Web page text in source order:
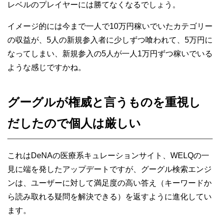
レベルのプレイヤーには勝てなくなるでしょう。
イメージ的には今まで一人で10万円稼いでいたカテゴリー
の収益が、5人の新規参入者に少しずつ喰われて、5万円に
なってしまい、新規参入の5人が一人1万円ずつ稼いでいる
ような感じですかね。
グーグルが権威と言うものを重視し
だしたので個人は厳しい
これはDeNAの医療系キュレーションサイト、WELQの一
見に端を発したアップデートですが、グーグル検索エンジ
ンは、ユーザーに対して満足度の高い答え（キーワードか
ら読み取れる疑問を解決できる）を返すように進化してい
ます。